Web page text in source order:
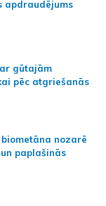
apdraudējums
gūtajām
pēc atgriešanās
nozarē
paplašinās